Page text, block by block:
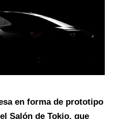
en forma de prototipo
Salón de Tokio, que